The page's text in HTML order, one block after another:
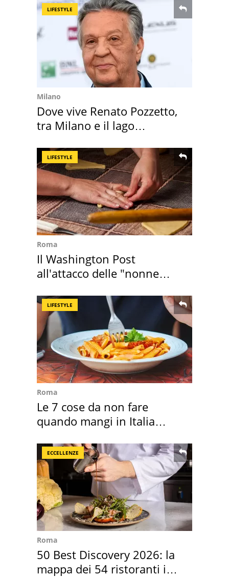
LIFESTYLE
Milano
Dove vive Renato Pozzetto,
tra Milano e il lago
LIFESTYLE
Roma
Il Washington Post
all'attacco delle "nonne
LIFESTYLE
Roma
Le 7 cose da non fare
quando mangi in Italia
ECCELLENZE
Roma
50 Best Discovery 2026: la
mappa dei 54 ristoranti in